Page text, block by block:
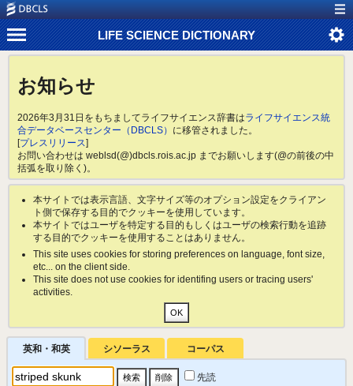
LIFE SCIENCE DICTIONARY
お知らせ
2026年3月31日をもちましてライフサイエンス辞書はライフサイエンス統
合データベースセンター（DBCLS） に移管されました。
[プレスリリース]
お問い合わせは weblsd(@)dbcls.rois.ac.jp までお願いします(@の前後の中
括弧を取り除く)。
本サイトでは表示言語、文字サイズ等のオプション設定をクライアン
ト側で保存する目的でクッキーを使用しています。
本サイトではユーザを特定する目的もしくはユーザの検索行動を追跡
する目的でクッキーを使用することはありません。
This site uses cookies for storing preferences on language, font size,
etc... on the client side.
This site does not use cookies for identifing users or tracing users'
activities.
英和・和英 シソーラス コーパス
先読